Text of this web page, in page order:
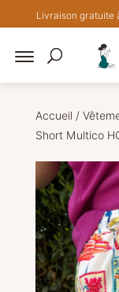
Livraison gratuite
Accueil /
Short Multico